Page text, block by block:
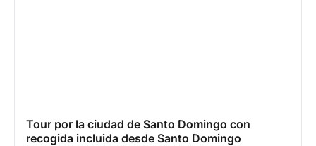
Tour por la ciudad de Santo Domingo con
recogida incluida desde Santo Domingo